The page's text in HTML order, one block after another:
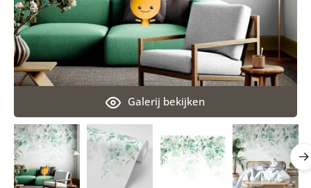
Galerij bekijken